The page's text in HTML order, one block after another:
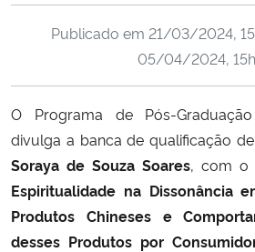
Ministério da Cidadania
Ministério de Minas e Energia
Ministério da Ciência, Tecnologia, Inovações e
Ministério do Meio Ambiente
Publicado em 21/03/2024,
05/04/2024,
O Programa de Pós-
divulga a banca de qualificação
Soraya de Souza Soares, com o
Espiritualidade na Dissonância
Produtos Chineses e
desses Produtos por